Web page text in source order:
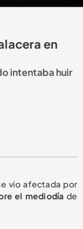
en
intentaba huir
vio afectada por
el mediodía de